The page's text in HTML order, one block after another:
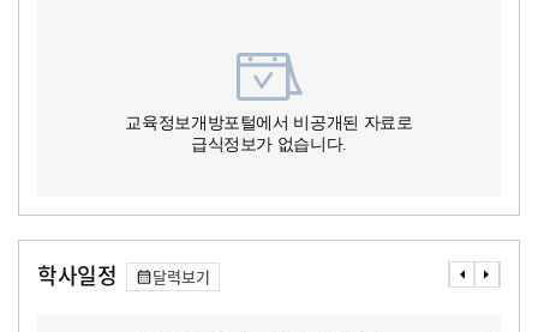
교육정보개방포털에서 비공개된 자료로
급식정보가 없습니다.
학사일정 달력보기